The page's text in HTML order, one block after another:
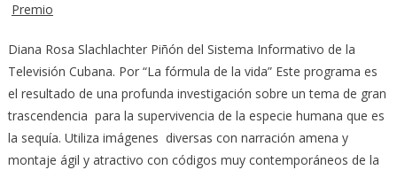
Premio
Diana Rosa Slachlachter Piñón del Sistema Informativo de la
Televisión Cubana. Por “La fórmula de la vida” Este programa es
el resultado de una profunda investigación sobre un tema de gran
trascendencia para la supervivencia de la especie humana que es
la sequía. Utiliza imágenes diversas con narración amena y
montaje ágil y atractivo con códigos muy contemporáneos de la